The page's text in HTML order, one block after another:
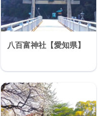
八百富神社【愛知県】